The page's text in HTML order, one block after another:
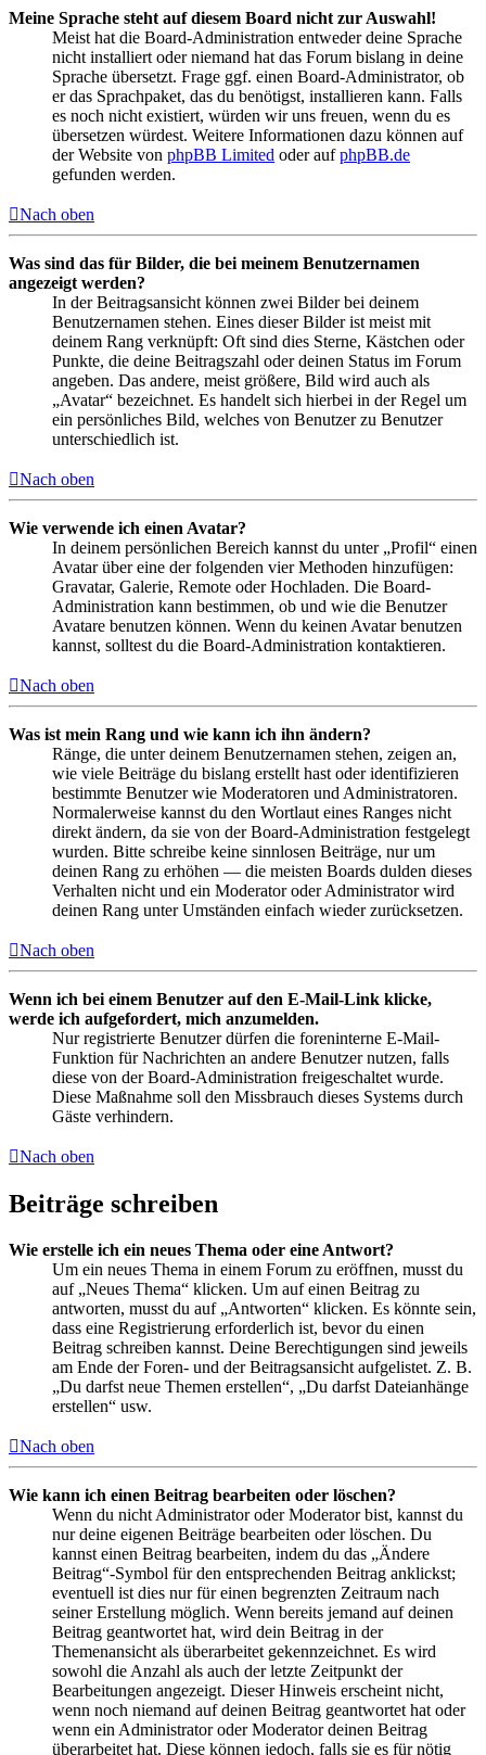
Meine Sprache steht auf diesem Board nicht zur Auswahl!
Meist hat die Board-Administration entweder deine Sprache
nicht installiert oder niemand hat das Forum bislang in deine
Sprache übersetzt. Frage ggf. einen Board-Administrator, ob
er das Sprachpaket, das du benötigst, installieren kann. Falls
es noch nicht existiert, würden wir uns freuen, wenn du es
übersetzen würdest. Weitere Informationen dazu können auf
der Website von phpBB Limited oder aufphpBB.de
gefunden werden.
Nach oben
Was sind das für Bilder, die bei meinem Benutzernamen
angezeigt werden?
In der Beitragsansicht können zwei Bilder bei deinem
Benutzernamen stehen. Eines dieser Bilder ist meist mit
deinem Rang verknüpft: Oft sind dies Sterne, Kästchen oder
Punkte, die deine Beitragszahl oder deinen Status im Forum
angeben. Das andere, meist größere, Bild wird auch als
„Avatar“ bezeichnet. Es handelt sich hierbei in der Regel um
ein persönliches Bild, welches von Benutzer zu Benutzer
unterschiedlich ist.
Nach oben
Wie verwende ich einen Avatar?
In deinem persönlichen Bereich kannst du unter „Profil“ einen
Avatar über eine der folgenden vier Methoden hinzufügen:
Gravatar, Galerie, Remote oder Hochladen. Die Board-
Administration kann bestimmen, ob und wie die Benutzer
Avatare benutzen können. Wenn du keinen Avatar benutzen
kannst, solltest du die Board-Administration kontaktieren.
Nach oben
Was ist mein Rang und wie kann ich ihn ändern?
Ränge, die unter deinem Benutzernamen stehen, zeigen an,
wie viele Beiträge du bislang erstellt hast oder identifizieren
bestimmte Benutzer wie Moderatoren und Administratoren.
Normalerweise kannst du den Wortlaut eines Ranges nicht
direkt ändern, da sie von der Board-Administration festgelegt
wurden. Bitte schreibe keine sinnlosen Beiträge, nur um
deinen Rang zu erhöhen — die meisten Boards dulden dieses
Verhalten nicht und ein Moderator oder Administrator wird
deinen Rang unter Umständen einfach wieder zurücksetzen.
Nach oben
Wenn ich bei einem Benutzer auf den E-Mail-Link klicke,
werde ich aufgefordert, mich anzumelden.
Nur registrierte Benutzer dürfen die foreninterne E-Mail-
Funktion für Nachrichten an andere Benutzer nutzen, falls
diese von der Board-Administration freigeschaltet wurde.
Diese Maßnahme soll den Missbrauch dieses Systems durch
Gäste verhindern.
Nach oben
Beiträge schreiben
Wie erstelle ich ein neues Thema oder eine Antwort?
Um ein neues Thema in einem Forum zu eröffnen, musst du
auf „Neues Thema“ klicken. Um auf einen Beitrag zu
antworten, musst du auf „Antworten“ klicken. Es könnte sein,
dass eine Registrierung erforderlich ist, bevor du einen
Beitrag schreiben kannst. Deine Berechtigungen sind jeweils
am Ende der Foren- und der Beitragsansicht aufgelistet. Z. B.
„Du darfst neue Themen erstellen“, „Du darfst Dateianhänge
erstellen“ usw.
Nach oben
Wie kann ich einen Beitrag bearbeiten oder löschen?
Wenn du nicht Administrator oder Moderator bist, kannst du
nur deine eigenen Beiträge bearbeiten oder löschen. Du
kannst einen Beitrag bearbeiten, indem du das „Ändere
Beitrag“-Symbol für den entsprechenden Beitrag anklickst;
eventuell ist dies nur für einen begrenzten Zeitraum nach
seiner Erstellung möglich. Wenn bereits jemand auf deinen
Beitrag geantwortet hat, wird dein Beitrag in der
Themenansicht als überarbeitet gekennzeichnet. Es wird
sowohl die Anzahl als auch der letzte Zeitpunkt der
Bearbeitungen angezeigt. Dieser Hinweis erscheint nicht,
wenn noch niemand auf deinen Beitrag geantwortet hat oder
wenn ein Administrator oder Moderator deinen Beitrag
überarbeitet hat. Diese können jedoch, falls sie es für nötig